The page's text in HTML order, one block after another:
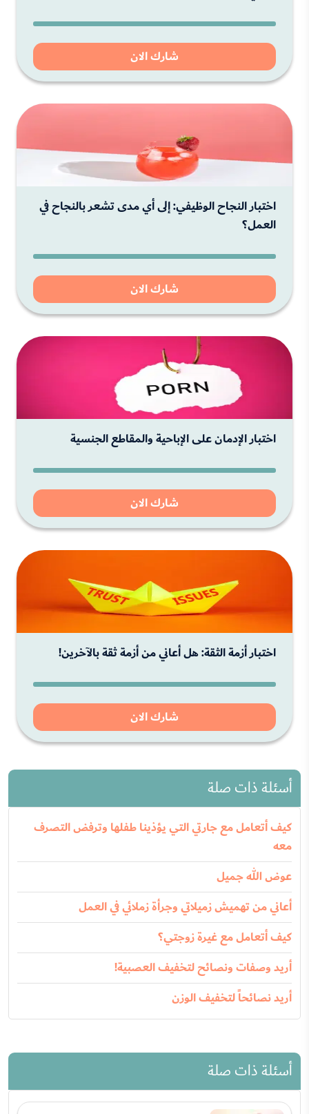
شارك الان
اختبار النجاح الوظيفي: إلى أي مدى تشعر بالنجاح في
العمل؟
شارك الان
اختبار الإدمان على الإباحية والمقاطع الجنسية
شارك الان
اختبار أزمة الثقة: هل أعاني من أزمة ثقة بالآخرين!
شارك الان
أسئلة ذات صلة
كيف أتعامل مع جارتي التي يؤذينا طفلها وترفض التصرف
معه
عوض الله جميل
أعاني من تهميش زميلاتي وجرأة زملائي في العمل
كيف أتعامل مع غيرة زوجتي؟
أريد وصفات ونصائح لتخفيف العصبية!
أريد نصائحاً لتخفيف الوزن
أسئلة ذات صلة